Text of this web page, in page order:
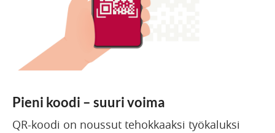
Pieni koodi – suuri voima
QR-koodi on noussut tehokkaaksi työkaluksi